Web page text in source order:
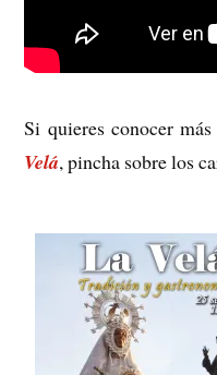
Si quieres conocer
Velá, pincha sobre los